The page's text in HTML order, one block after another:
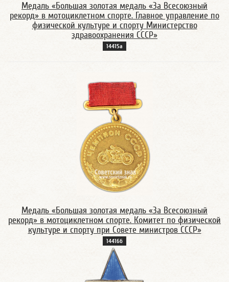
Медаль «Большая золотая медаль «За Всесоюзный
рекорд» в мотоциклетном спорте. Главное управление по
физической культуре и спорту Министерство
здравоохранения СССР»
14415а
Медаль «Большая золотая медаль «За Всесоюзный
рекорд» в мотоциклетном спорте. Комитет по физической
культуре и спорту при Совете министров СССР»
14416б